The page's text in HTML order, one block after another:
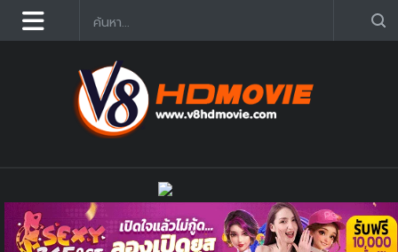
ดูหนังออนไลน์ฟรี 2025 อัฟเดตใหม่ก่อนใคร คมชัด HD